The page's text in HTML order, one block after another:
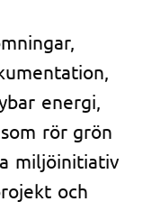
energi,
rör grön
miljöinitiativ
och